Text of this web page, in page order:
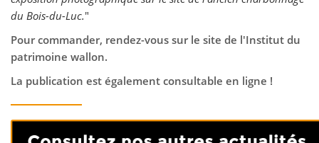
du Bois-du-Luc."
Pour commander, rendez-vous sur le site de l'Institut du
patrimoine wallon.
La publication est également consultable en ligne !